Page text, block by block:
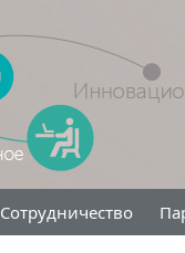
Сотрудничество